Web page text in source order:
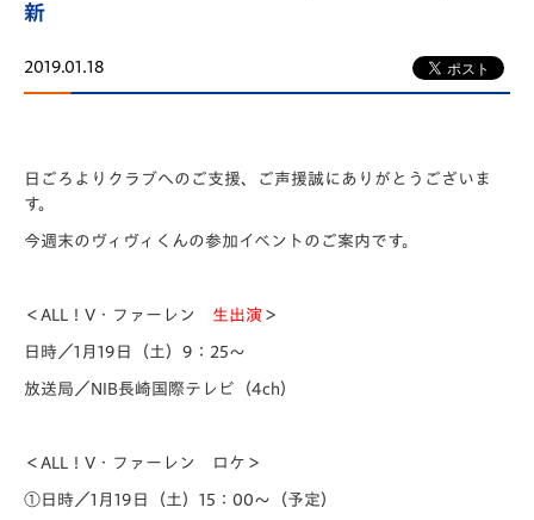
新
2019.01.18
日ごろよりクラブへのご支援、ご声援誠にありがとうございま
す。
今週末のヴィヴィくんの参加イベントのご案内です。
＜ALL！V・ファーレン 生出演 ＞
日時／1月19日（土）9：25～
放送局／NIB長崎国際テレビ（4ch）
＜ALL！V・ファーレン ロケ＞
①日時／1月19日（土）15：00～（予定）